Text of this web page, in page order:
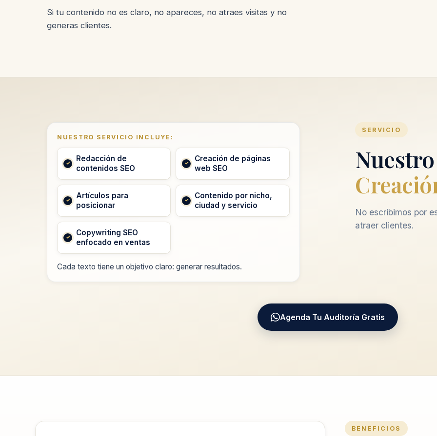
Si tu contenido no es claro, no apareces, no atraes visitas y no
generas clientes.
SERVICIO
No escribimos por
atraer clientes.
NUESTRO SERVICIO INCLUYE:
Redacción de
contenidos SEO
Creación de páginas
web SEO
Artículos para
posicionar
Contenido por nicho,
ciudad y servicio
Copywriting SEO
enfocado en ventas
Cada texto tiene un objetivo claro: generar resultados.
Agenda Tu Auditoría Gratis
BENEFICIOS